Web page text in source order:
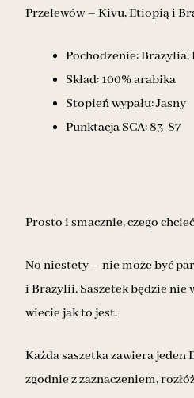
Przelewów – Kivu, Etiopią i
Pochodzenie: Brazylia,
Skład: 100% arabika
Stopień wypału: Jasny
Punktacja SCA: 83-87
Prosto i smacznie, czego
No niestety – nie może być
i Brazylii. Saszetek będzie nie
wiecie jak to jest.
Każda saszetka zawiera jeden
zgodnie z zaznaczeniem,